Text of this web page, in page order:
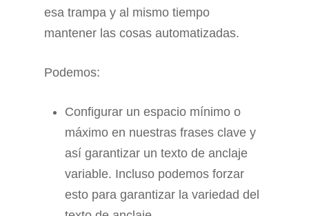
esa trampa y al mismo tiempo
mantener las cosas automatizadas.
Podemos:
Configurar un espacio mínimo o
máximo en nuestras frases clave y
así garantizar un texto de anclaje
variable. Incluso podemos forzar
esto para garantizar la variedad del